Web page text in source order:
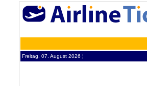
Freitag, 07. August 2026 ¦